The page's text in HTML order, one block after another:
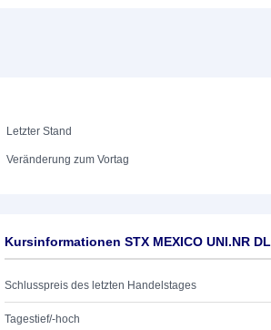
Letzter Stand
Veränderung zum Vortag
Kursinformationen STX MEXICO UNI.NR DL
Schlusspreis des letzten Handelstages
Tagestief/-hoch